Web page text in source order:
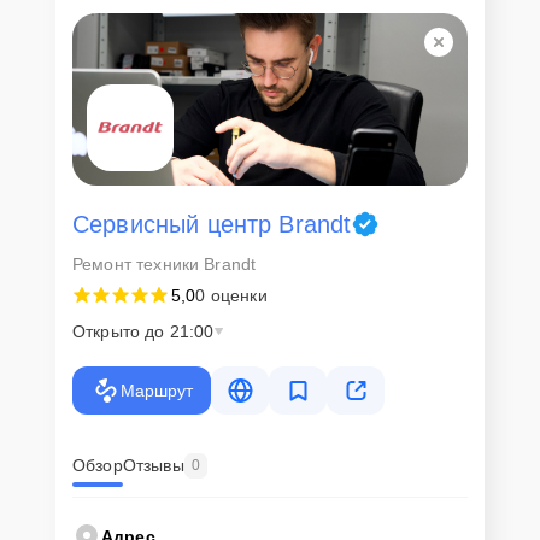
Для всех клиентов действуют демократичные и фиксированные
цены. Конечная стоимость работ обсуждается с клиентом и не в
коем случае не может измениться в процессе работ. Сервис не
навязывает клиентам дополнительные услуги и не
предусматривает скрытые платежи. Рассчитать предварительную
стоимость ремонта можно с помощью нашегоКалькулятора
Скорость диагностики и
ремонта
Наша компания ценит время клиентов и понимает важность
оперативного решения любых вопросов. В среднем, ремонт
клиент сможет забрать свой гаджет в этот же день. При
Внимание! Устройство отправляется на ремонт только после
согласования вариантов запчастей и стоимости ремонта с
изменена в процессе или после завершения работ.
Сервисный центр Brandt
Ремонт техники Brandt
5,00 оценки
Открыто до 21:00
Маршрут
ОбзорОтзывы 0
Адрес